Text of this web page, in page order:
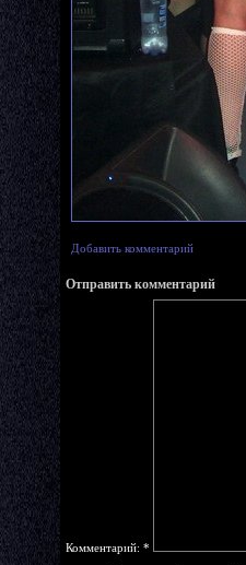
Добавить комментарий
Отправить комментарий
Комментарий: *